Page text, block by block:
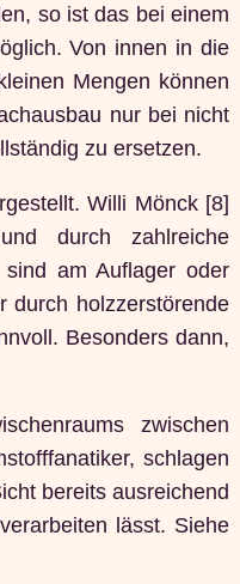
so ist das bei einem
Von innen in die
Mengen können
nur bei nicht
zu ersetzen.
Willi Mönck [8]
durch zahlreiche
sind am Auflager oder
durch holzzerstörende
Besonders dann,
zwischen
schlagen
bereits ausreichend
lässt. Siehe